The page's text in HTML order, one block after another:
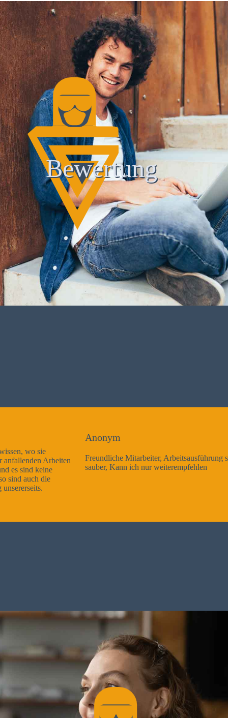
Bewertung
Freundliche Mitarbeiter, Arbeitsausführung sehr gut und sehr
sauber, Kann ich nur weiterempfehlen